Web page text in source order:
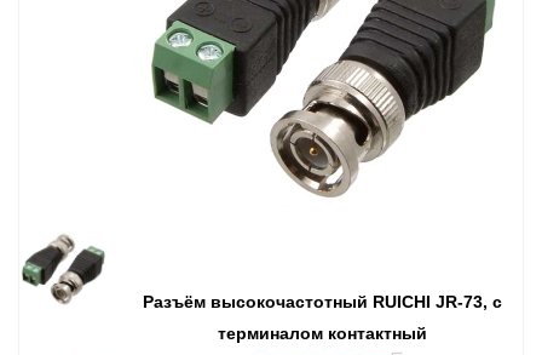
Разъём высокочастотный RUICHI JR-73, с
терминалом контактный